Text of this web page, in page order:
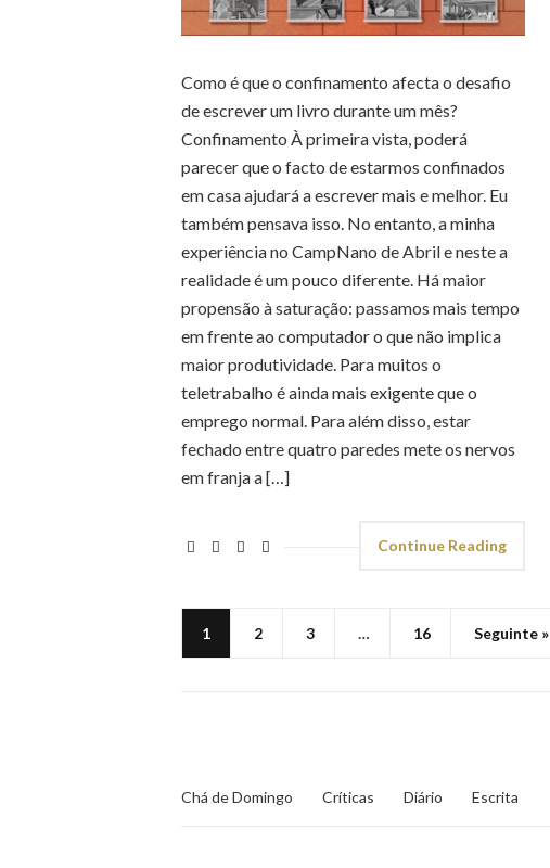
Como é que o confinamento afecta o desafio
de escrever um livro durante um mês?
Confinamento À primeira vista, poderá
parecer que o facto de estarmos confinados
em casa ajudará a escrever mais e melhor. Eu
também pensava isso. No entanto, a minha
experiência no CampNano de Abril e neste a
realidade é um pouco diferente. Há maior
propensão à saturação: passamos mais tempo
em frente ao computador o que não implica
maior produtividade. Para muitos o
teletrabalho é ainda mais exigente que o
emprego normal. Para além disso, estar
fechado entre quatro paredes mete os nervos
em franja a […]
Continue Reading
1 2 3 … 16 Seguinte »
Chá de Domingo Críticas Diário Escrita